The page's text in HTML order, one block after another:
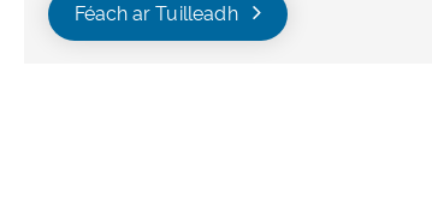
Féach ar Tuilleadh